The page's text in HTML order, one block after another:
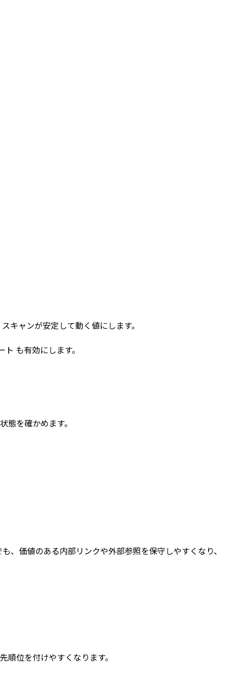
キャンが安定して動く値にします。
ト も有効にします。
態を確かめます。
、価値のある内部リンクや外部参照を保守しやすくなり、
位を付けやすくなります。